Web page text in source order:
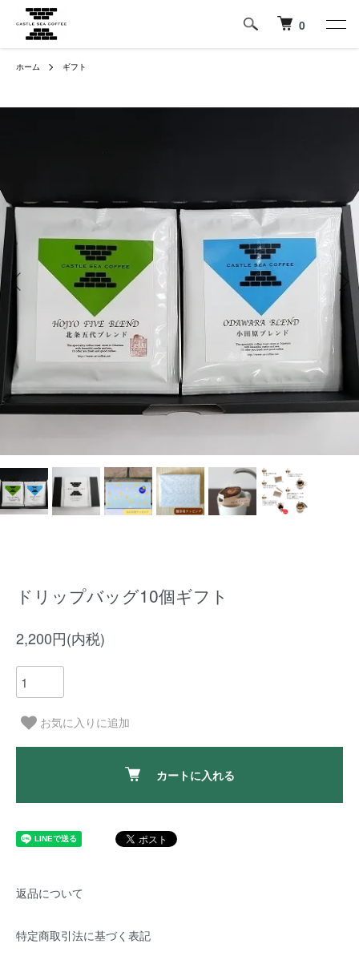
0
ホーム ギフト
ドリップバッグ10個ギフト
2,200円(内税)
お気に入りに追加
カートに入れる
返品について
特定商取引法に基づく表記